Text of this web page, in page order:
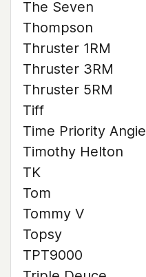
The Seven
Thompson
Thruster 1RM
Thruster 3RM
Thruster 5RM
Tiff
Time Priority Angie
Timothy Helton
TK
Tom
Tommy V
Topsy
TPT9000